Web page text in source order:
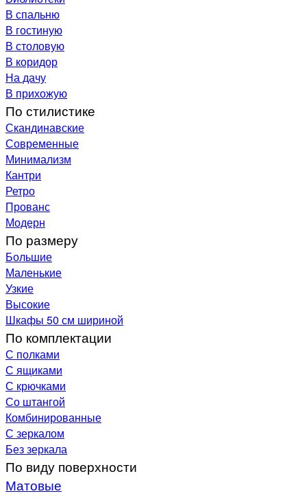
В спальню
В гостиную
В столовую
В коридор
На дачу
В прихожую
По стилистике
Скандинавские
Современные
Минимализм
Кантри
Ретро
Прованс
Модерн
По размеру
Большие
Маленькие
Узкие
Высокие
Шкафы 50 см шириной
По комплектации
С полками
С ящиками
С крючками
Со штангой
Комбинированные
С зеркалом
Без зеркала
По виду поверхности
Матовые